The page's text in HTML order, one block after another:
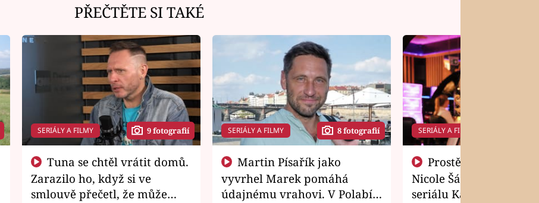
PŘEČTĚTE SI TAKÉ
SERIÁLY A FILMY 9 fotografií
Zarazilo ho, když si ve
smlouvě přečetl, že může
SERIÁLY A FILMY 8 fotografií
vyvrhel Marek pomáhá
údajnému vrahovi. V Polabí
SERIÁLY A FILMY
Nicole Šáchová získala
seriálu Kamarádi